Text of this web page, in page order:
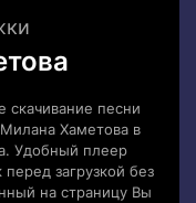
скачивание песни
Хаметова в
Удобный плеер
загрузкой без
на страницу Вы